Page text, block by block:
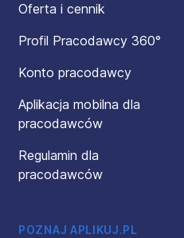
Oferta i cennik
Profil Pracodawcy 360°
Konto pracodawcy
Aplikacja mobilna dla
pracodawców
Regulamin dla
pracodawców
POZNAJ APLIKUJ.PL